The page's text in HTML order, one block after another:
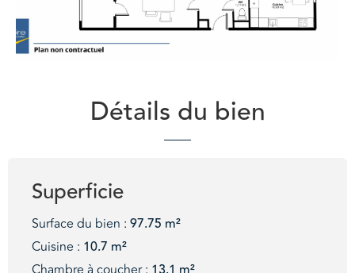
Détails du bien
Superficie
Surface du bien : 97.75 m²
Cuisine : 10.7 m²